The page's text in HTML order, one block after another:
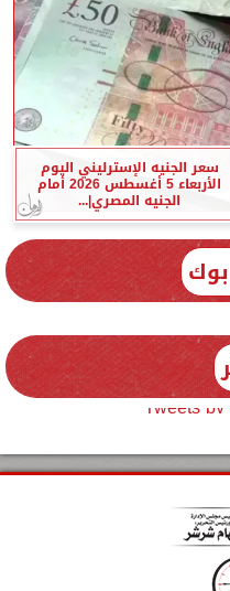
سعر الجنيه الإسترليني اليوم
الأربعاء 5 أغسطس 2026 أمام
الجنيه المصري|...
Tweets